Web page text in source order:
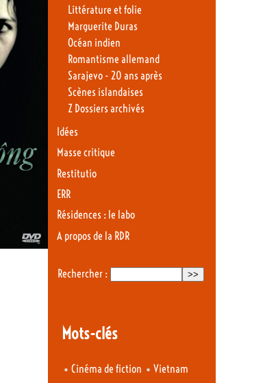
Littérature et folie
Marguerite Duras
Océan indien
Romantisme allemand
Sarajevo - 20 ans après
Scènes islandaises
Z Dossiers archivés
Idées
Masse critique
Restitutio
ERR
Résidences : le labo
A propos de la RDR
Rechercher :
Mots-clés
• Cinéma de fiction •Vietnam